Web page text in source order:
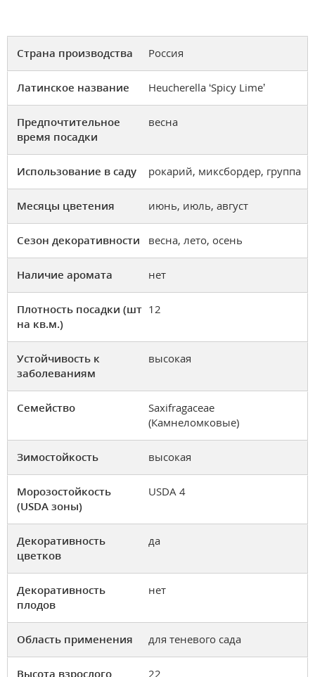
Страна производства Россия
Латинское название Heucherella ‘Spicy Lime’
Предпочтительное
время посадки
весна
Использование в саду рокарий, миксбордер, группа
Месяцы цветения июнь, июль, август
Сезон декоративности весна, лето, осень
Наличие аромата нет
Плотность посадки (шт
на кв.м.)
12
Устойчивость к
заболеваниям
высокая
Семейство
Saxifragaceae
(Камнеломковые)
Зимостойкость высокая
Морозостойкость
(USDA зоны)
USDA 4
Декоративность
цветков
да
Декоративность
плодов
нет
Область применения для теневого сада
Высота взрослого 22